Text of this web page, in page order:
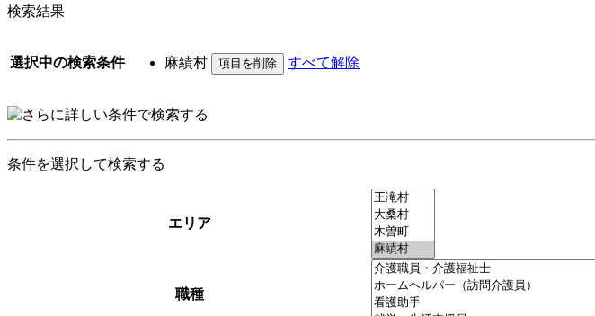
検索結果
選択中の検索条件 麻績村 すべて解除
条件を選択して検索する
エリア
職種